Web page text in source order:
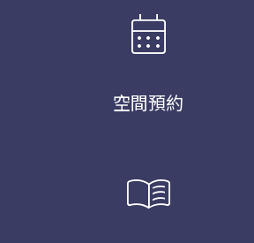
calendar_month
空間預約
menu_book